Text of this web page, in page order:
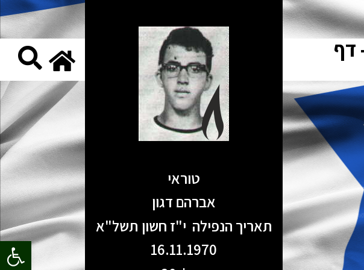
פתח
דף
טוראי
אברהם דגון
תאריך הנפילה י"ז חשון תשל"א
16.11.1970